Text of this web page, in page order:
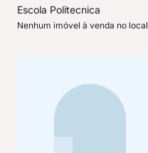
Escola Politecnica
Nenhum imóvel à venda no local